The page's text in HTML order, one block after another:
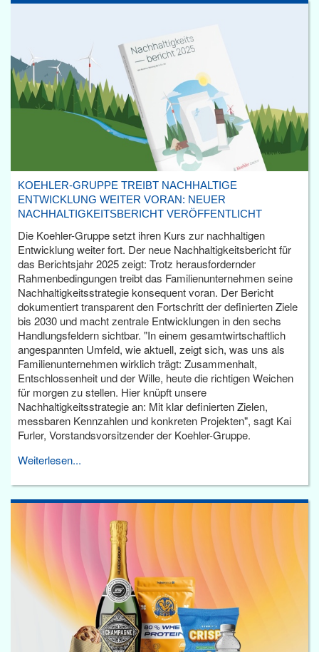
KOEHLER-GRUPPE TREIBT NACHHALTIGE
ENTWICKLUNG WEITER VORAN: NEUER
NACHHALTIGKEITSBERICHT VERÖFFENTLICHT
Die Koehler-Gruppe setzt ihren Kurs zur nachhaltigen
Entwicklung weiter fort. Der neue Nachhaltigkeitsbericht für
das Berichtsjahr 2025 zeigt: Trotz herausfordernder
Rahmenbedingungen treibt das Familienunternehmen seine
Nachhaltigkeitsstrategie konsequent voran. Der Bericht
dokumentiert transparent den Fortschritt der definierten Ziele
bis 2030 und macht zentrale Entwicklungen in den sechs
Handlungsfeldern sichtbar. "In einem gesamtwirtschaftlich
angespannten Umfeld, wie aktuell, zeigt sich, was uns als
Familienunternehmen wirklich trägt: Zusammenhalt,
Entschlossenheit und der Wille, heute die richtigen Weichen
für morgen zu stellen. Hier knüpft unsere
Nachhaltigkeitsstrategie an: Mit klar definierten Zielen,
messbaren Kennzahlen und konkreten Projekten", sagt Kai
Furler, Vorstandsvorsitzender der Koehler-Gruppe.
Weiterlesen...